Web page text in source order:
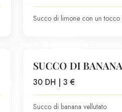
Succo di limone con un
SUCCO DI BANANA
30 DH | 3 €
Succo di banana vellutato